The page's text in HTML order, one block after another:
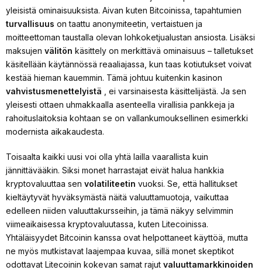
yleisistä ominaisuuksista. Aivan kuten Bitcoinissa, tapahtumien
turvallisuus on taattu anonymiteetin, vertaistuen ja
moitteettoman taustalla olevan lohkoketjualustan ansiosta. Lisäksi
maksujen välitön käsittely on merkittävä ominaisuus – talletukset
käsitellään käytännössä reaaliajassa, kun taas kotiutukset voivat
kestää hieman kauemmin. Tämä johtuu kuitenkin kasinon
vahvistusmenettelyistä , ei varsinaisesta käsittelijästä. Ja sen
yleisesti ottaen uhmakkaalla asenteella virallisia pankkeja ja
rahoituslaitoksia kohtaan se on vallankumouksellinen esimerkki
modernista aikakaudesta.
Toisaalta kaikki uusi voi olla yhtä lailla vaarallista kuin
jännittävääkin. Siksi monet harrastajat eivät halua hankkia
kryptovaluuttaa sen volatiliteetin vuoksi. Se, että hallitukset
kieltäytyvät hyväksymästä näitä valuuttamuotoja, vaikuttaa
edelleen niiden valuuttakursseihin, ja tämä näkyy selvimmin
viimeaikaisessa kryptovaluutassa, kuten Litecoinissa.
Yhtäläisyydet Bitcoinin kanssa ovat helpottaneet käyttöä, mutta
ne myös mutkistavat laajempaa kuvaa, sillä monet skeptikot
odottavat Litecoinin kokevan samat rajut valuuttamarkkinoiden